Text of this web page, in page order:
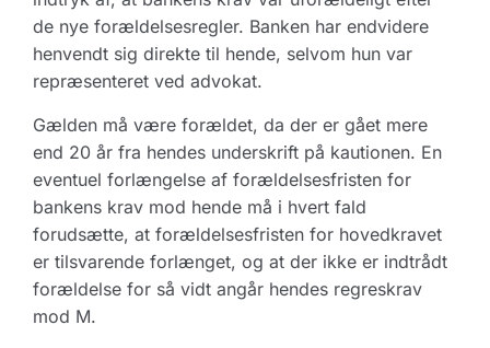
de nye forældelsesregler. Banken har endvidere
henvendt sig direkte til hende, selvom hun var
repræsenteret ved advokat.
Gælden må være forældet, da der er gået mere
end 20 år fra hendes underskrift på kautionen. En
eventuel forlængelse af forældelsesfristen for
bankens krav mod hende må i hvert fald
forudsætte, at forældelsesfristen for hovedkravet
er tilsvarende forlænget, og at der ikke er indtrådt
forældelse for så vidt angår hendes regreskrav
mod M.